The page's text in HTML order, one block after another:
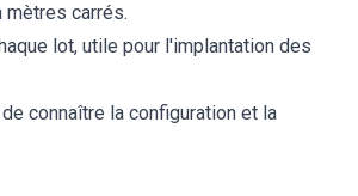
mètres carrés.
lot, utile pour l'implantation des
connaître la configuration et la